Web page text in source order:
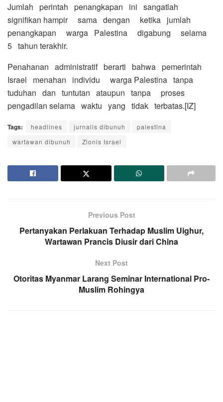
Jumlah perintah penangkapan ini sangatlah
signifikan hampir sama dengan ketika jumlah
penangkapan warga Palestina digabung selama
5 tahun terakhir.
Penahanan administratif berarti bahwa pemerintah
Israel menahan individu warga Palestina tanpa
tuduhan dan tuntutan ataupun tanpa proses
pengadilan selama waktu yang tidak terbatas.[IZ]
Tags: headlines jurnalis dibunuh
palestina
wartawan dibunuh
Zionis Israel
Previous Post
Pertanyakan Perlakuan Terhadap Muslim Uighur,
Wartawan Prancis Diusir dari China
Next Post
Otoritas Myanmar Larang Seminar International Pro-
Muslim Rohingya